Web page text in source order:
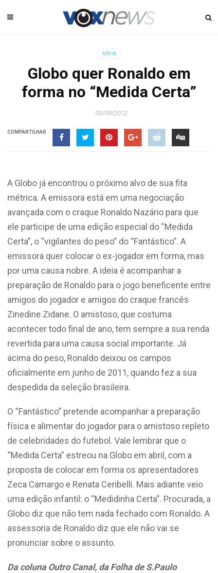
MÍDIA
Globo quer Ronaldo em
forma no “Medida Certa”
03/09/2012
COMPARTILHAR
A Globo já encontrou o próximo alvo de sua fita
métrica. A emissora está em uma negociação
avançada com o craque Ronaldo Nazário para que
ele participe de uma edição especial do “Medida
Certa”, o “vigilantes do peso” do “Fantástico”. A
emissora quer colocar o ex-jogador em forma, mas
por uma causa nobre. A ideia é acompanhar a
preparação de Ronaldo para o jogo beneficente entre
amigos do jogador e amigos do craque francês
Zinedine Zidane. O amistoso, que costuma
acontecer todo final de ano, tem sempre a sua renda
revertida para uma causa social importante. Já
acima do peso, Ronaldo deixou os campos
oficialmente em junho de 2011, quando fez a sua
despedida da seleção brasileira.
O “Fantástico” pretende acompanhar a preparação
física e alimentar do jogador para o amistoso repleto
de celebridades do futebol. Vale lembrar que o
“Medida Certa” estreou na Globo em abril, com a
proposta de colocar em forma os apresentadores
Zeca Camargo e Renata Ceribelli. Mais adiante veio
uma edição infantil: o “Medidinha Certa”. Procurada, a
Globo diz que não tem nada fechado com Ronaldo. A
assessoria de Ronaldo diz que ele não vai se
pronunciar sobre o assunto.
Da coluna Outro Canal, da Folha de S.Paulo